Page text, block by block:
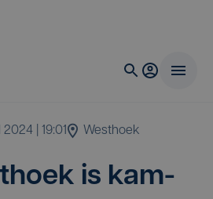
2024 | 19:01 Westhoek
is kam­